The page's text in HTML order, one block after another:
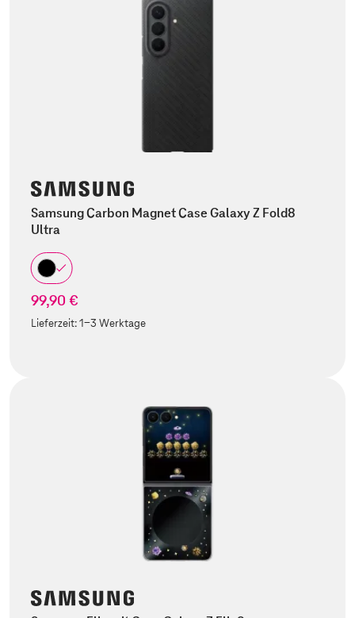
Samsung Carbon Magnet Case Galaxy Z Fold8
Ultra
99,90 €
Lieferzeit:1-3 Werktage